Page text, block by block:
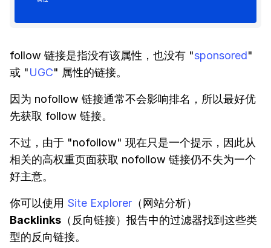
follow 链接是指没有该属性，也没有 "sponsored"
或 "UGC" 属性的链接。
因为 nofollow 链接通常不会影响排名，所以最好优
先获取 follow 链接。
不过，由于 "nofollow" 现在只是一个提示，因此从
相关的高权重页面获取 nofollow 链接仍不失为一个
好主意。
你可以使用 Site Explorer （网站分析）
Backlinks （反向链接）报告中的过滤器找到这些类
型的反向链接。